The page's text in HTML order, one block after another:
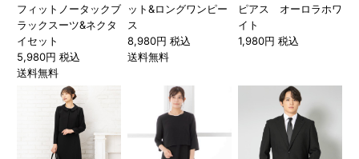
フィットノータックブ
ラックスーツ&ネクタ
イセット
5,980円 税込
送料無料
ット&ロングワンピー
ス
8,980円 税込
送料無料
ピアス オーロラホワ
イト
1,980円 税込